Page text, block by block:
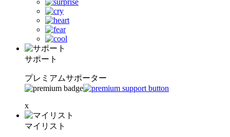
サポート
プレミアムサポーター
x
マイリスト